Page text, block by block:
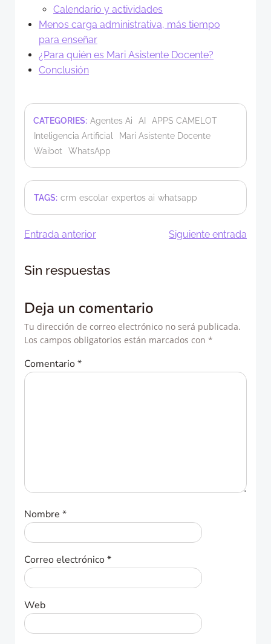
Calendario y actividades
Menos carga administrativa, más tiempo
para enseñar
¿Para quién es Mari Asistente Docente?
Conclusión
CATEGORIES: Agentes Ai AI
APPS CAMELOT
Inteligencia Artificial
Mari Asistente Docente
Waibot
WhatsApp
TAGS: crm escolar expertos ai whatsapp
Navegación
de
entradas
Entrada anterior
entradas
Siguiente entrada
Sin respuestas
Deja un comentario
Tu dirección de correo electrónico no será publicada.
Los campos obligatorios están marcados con *
Comentario*
Nombre *
Correo electrónico*
Web